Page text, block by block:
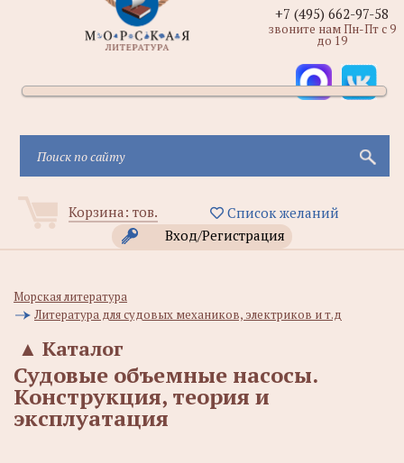
Корзина: тов.
Список желаний
Вход/Регистрация
+7 (495) 662-97-58
звоните нам Пн-Пт с 9
до 19
Морская литература
Литература для судовых механиков, электриков и т.д
Каталог
▲
Судовые объемные насосы.
Конструкция, теория и
эксплуатация